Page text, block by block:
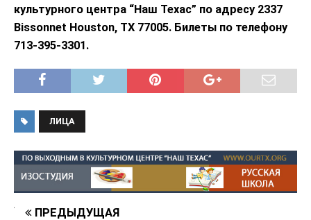
культурного центра “Наш Техас” по адресу 2337
Bissonnet Houston, TX 77005. Билеты по телефону
713-395-3301.
ЛИЦА
ПРЕДЫДУЩАЯ